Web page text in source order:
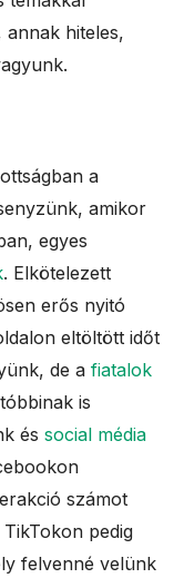
hiteles,
a
amikor
egyes
. Elkötelezett
erős nyitó
eltöltött időt
de a fiatalok
is
és social média
számot
pedig
felvenné velünk